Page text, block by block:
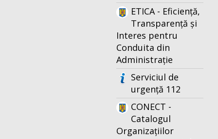
ETICA - Eficiență,
Transparență și
Interes pentru
Conduita din
Administrație
Serviciul de
urgență 112
CONECT -
Catalogul
Organizațiilor